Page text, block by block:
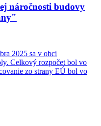
náročnosti budovy
2025 sa v obci
Celkový rozpočet bol vo
zo strany EÚ bol vo